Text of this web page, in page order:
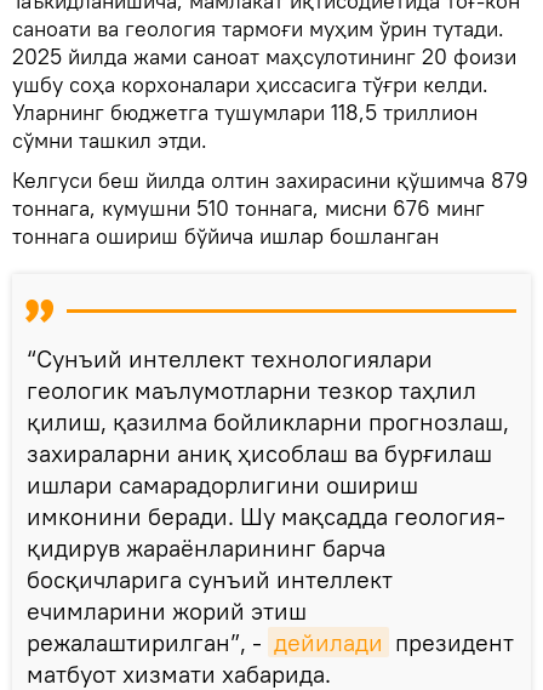
саноати ва геология тармоғи муҳим ўрин тутади.
2025 йилда жами саноат маҳсулотининг 20 фоизи
ушбу соҳа корхоналари ҳиссасига тўғри келди.
Уларнинг бюджетга тушумлари 118,5 триллион
сўмни ташкил этди.
Келгуси беш йилда олтин захирасини қўшимча 879
тоннага, кумушни 510 тоннага, мисни 676 минг
тоннага ошириш бўйича ишлар бошланган
“Сунъий интеллект технологиялари
геологик маълумотларни тезкор таҳлил
қилиш, қазилма бойликларни прогнозлаш,
захираларни аниқ ҳисоблаш ва бурғилаш
ишлари самарадорлигини ошириш
имконини беради. Шу мақсадда геология-
қидирув жараёнларининг барча
босқичларига сунъий интеллект
ечимларини жорий этиш
режалаштирилган”, - дейилади президент
матбуот хизмати хабарида.